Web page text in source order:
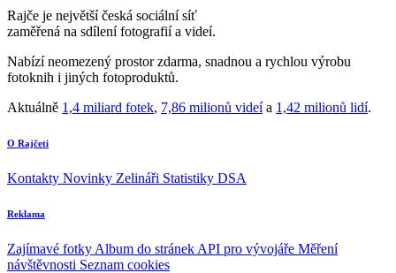
Rajče je největší česká sociální síť
zaměřená na sdílení fotografií a videí.
Nabízí neomezený prostor zdarma, snadnou a rychlou výrobu
fotoknih i jiných fotoproduktů.
Aktuálně 1,4 miliard fotek, 7,86 milionů videía 1,42 milionů lidí.
O Rajčeti
Kontakty Novinky Zelináři Statistiky DSA
Reklama
Zajímavé fotky Album do stránek API pro vývojáře Měření
návštěvnosti Seznam cookies